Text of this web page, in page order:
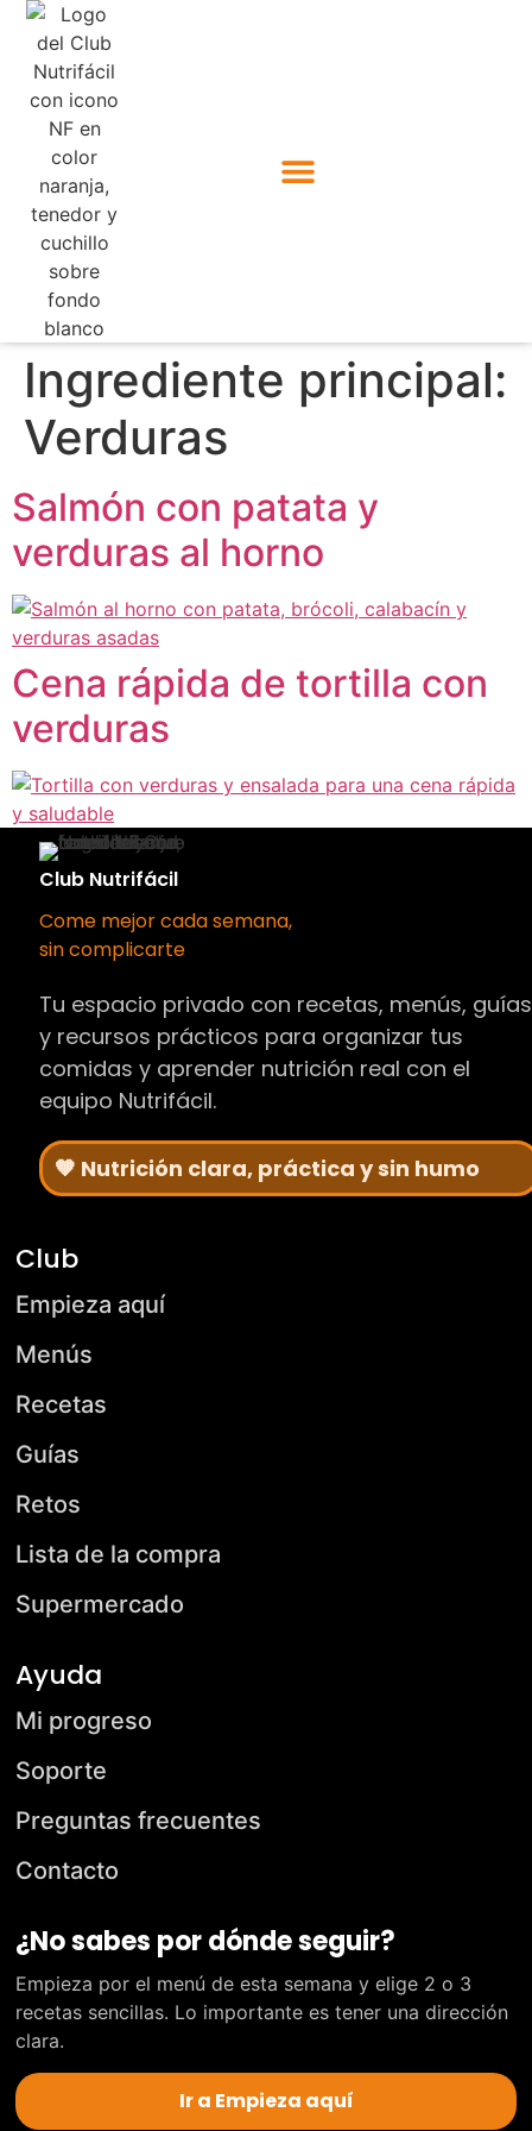
Ingrediente principal:
Verduras
Salmón con patata y
verduras al horno
Cena rápida de tortilla con
verduras
Club Nutrifácil
Come mejor cada semana,
sin complicarte
Tu espacio privado con recetas, menús, guías
y recursos prácticos para organizar tus
comidas y aprender nutrición real con el
equipo Nutrifácil.
🧡 Nutrición clara, práctica y sin humo
Club
Empieza aquí
Menús
Recetas
Guías
Retos
Lista de la compra
Supermercado
Ayuda
Mi progreso
Soporte
Preguntas frecuentes
Contacto
¿No sabes por dónde seguir?
Empieza por el menú de esta semana y elige 2 o 3
recetas sencillas. Lo importante es tener una dirección
clara.
Ir a Empieza aquí